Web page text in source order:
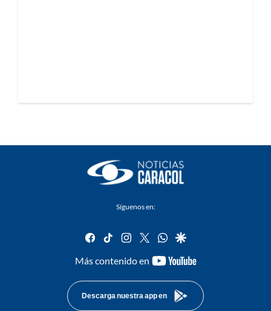
Síguenos en:
facebook
tiktok instagram
twitterwhatsapp
google
Más contenido en
youtube-
Descarga nuestra app en